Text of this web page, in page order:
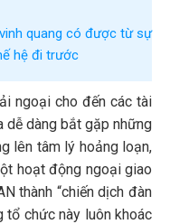
quang có được từ sự
hệ đi trước
ngoại cho đến các tài
dễ dàng bắt gặp những
lên tâm lý hoảng loạn,
hoạt động ngoại giao
thành “chiến dịch đàn
tổ chức này luôn khoác